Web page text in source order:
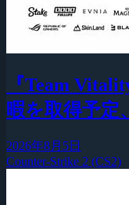
『Team
暇を取得予定
2026年8月5日
Counter-Strike 2 (CS2)